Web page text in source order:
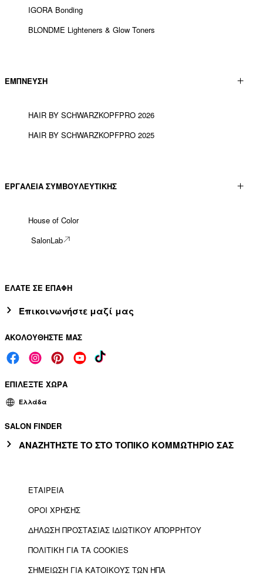
IGORA Bonding
BLONDME Lighteners & Glow Toners
ΕΜΠΝΕΥΣΗ
HAIR BY SCHWARZKOPFPRO 2026
HAIR BY SCHWARZKOPFPRO 2025
ΕΡΓΑΛΕΊΑ ΣΥΜΒΟΥΛΕΥΤΙΚΉΣ
House of Color
SalonLab
ΕΛΑΤΕ ΣΕ ΕΠΑΦΗ
Επικοινωνήστε μαζί μας
ΑΚΟΛΟΥΘΗΣΤΕ ΜΑΣ
ΕΠΙΛΕΞΤΕ ΧΩΡΑ
Ελλάδα
SALON FINDER
ΑΝΑΖΗΤΗΣΤΕ ΤΟ ΣΤΟ ΤΟΠΙΚΟ ΚΟΜΜΩΤΗΡΙΟ ΣΑΣ
ΕΤΑΙΡΕΙΑ
ΟΡΟΙ ΧΡΗΣΗΣ
ΔΗΛΩΣΗ ΠΡΟΣΤΑΣΙΑΣ ΙΔΙΩΤΙΚΟΥ ΑΠΟΡΡΗΤΟΥ
ΠΟΛΙΤΙΚΗ ΓΙΑ ΤΑ COOKIES
ΣΗΜΕΙΩΣΗ ΓΙΑ ΚΑΤΟΙΚΟΥΣ ΤΩΝ ΗΠΑ